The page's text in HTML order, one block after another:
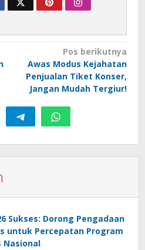
Pos berikutnya
Awas Modus Kejahatan
Penjualan Tiket Konser,
Jangan Mudah Tergiur!
Sukses: Dorong Pengadaan
untuk Percepatan Program
Nasional